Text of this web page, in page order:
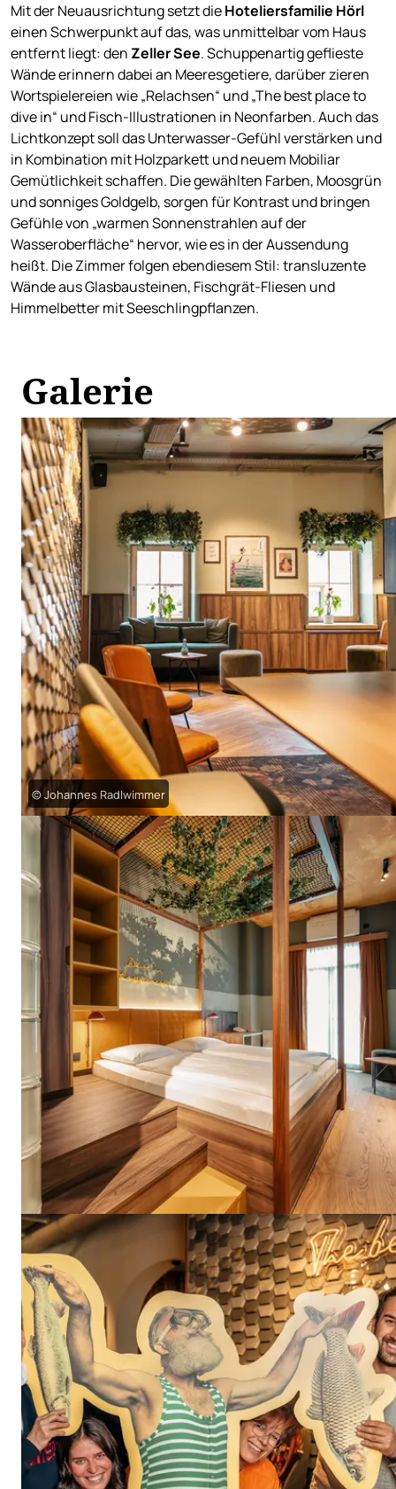
Mit der Neuausrichtung setzt dieHoteliersfamilie Hörl
einen Schwerpunkt auf das, was unmittelbar vom Haus
entfernt liegt: den Zeller See. Schuppenartig geflieste
Wände erinnern dabei an Meeresgetiere, darüber zieren
Wortspielereien wie „Relachsen“ und „The best place to
dive in“ und Fisch-Illustrationen in Neonfarben. Auch das
Lichtkonzept soll das Unterwasser-Gefühl verstärken und
in Kombination mit Holzparkett und neuem Mobiliar
Gemütlichkeit schaffen. Die gewählten Farben, Moosgrün
und sonniges Goldgelb, sorgen für Kontrast und bringen
Gefühle von „warmen Sonnenstrahlen auf der
Wasseroberfläche“ hervor, wie es in der Aussendung
heißt. Die Zimmer folgen ebendiesem Stil: transluzente
Wände aus Glasbausteinen, Fischgrät-Fliesen und
Himmelbetter mit Seeschlingpflanzen.
Galerie
© Johannes Radlwimmer